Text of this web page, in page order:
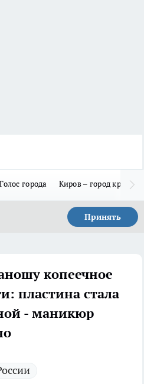
Голос города Киров – город
Принять
копеечное
пластина стала
- маникюр